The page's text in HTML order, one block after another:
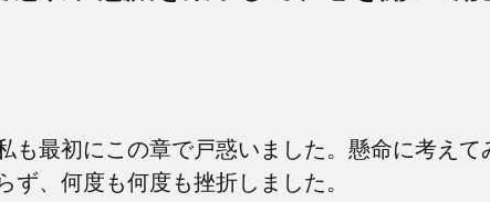
も最初にこの章で戸惑いました。懸命に考えて
ず、何度も何度も挫折しました。